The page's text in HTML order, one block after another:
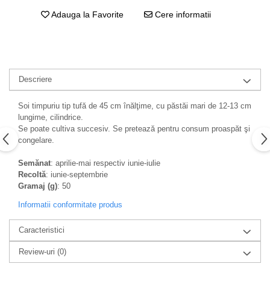
Adauga la Favorite Cere informatii
Descriere
Soi timpuriu tip tufă de 45 cm înălţime, cu păstăi mari de 12-13 cm
lungime, cilindrice.
Se poate cultiva succesiv. Se pretează pentru consum proaspăt şi
congelare.
Semănat: aprilie-mai respectiv iunie-iulie
Recoltă: iunie-septembrie
Gramaj (g): 50
Informatii conformitate produs
Caracteristici
Review-uri (0)